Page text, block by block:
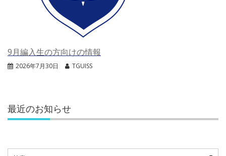
9月編入生の方向けの情報
2026年7月30日 TGUISS
最近のお知らせ